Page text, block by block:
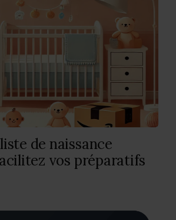
de naissance
vos préparatifs